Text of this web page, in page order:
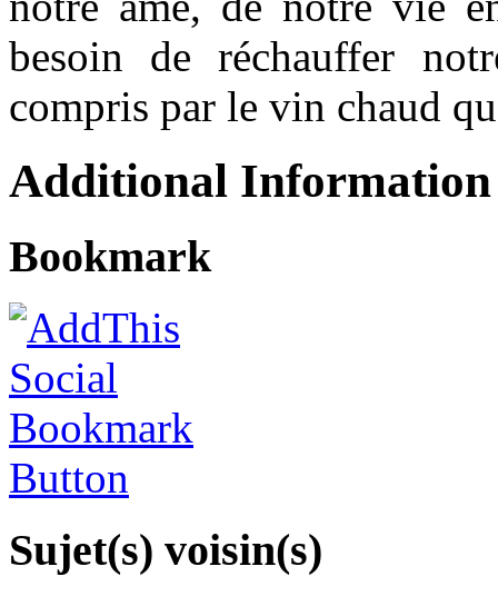
besoin de réchauffer
compris par le vin chaud
Additional Information
Bookmark
Sujet(s) voisin(s)